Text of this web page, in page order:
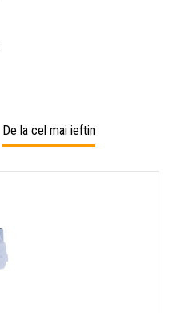
De la cel mai ieftin